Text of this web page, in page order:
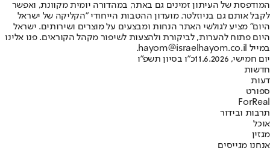
המודפסת של העיתון זמינים גם באתר, במהדורה יומית מקוונת, ואפשר
לקבל אותם גם בניוזלטר. מועדון ההטבות הייחודי "הקליקה של ישראל
היום" מציע לגולשי האתר הנחות ומבצעים על מוצרים ושירותים. ישראל
היום פתוח להערות, לביקורת ולהצעות לשיפור מקהל הקוראים. פנו אלינו
במייל hayom@israelhayom.co.il.
יום חמישי, 11.6.2026
כ"ו בסיון תשפ"ו
חדשות
דעות
ספורט
ForReal
תרבות ובידור
אוכל
מגזין
אנחנו מגייסים